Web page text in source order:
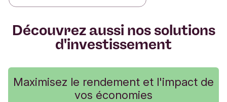
Découvrez aussi nos solutions
d'investissement
Maximisez le rendement et l'impact de
vos économies